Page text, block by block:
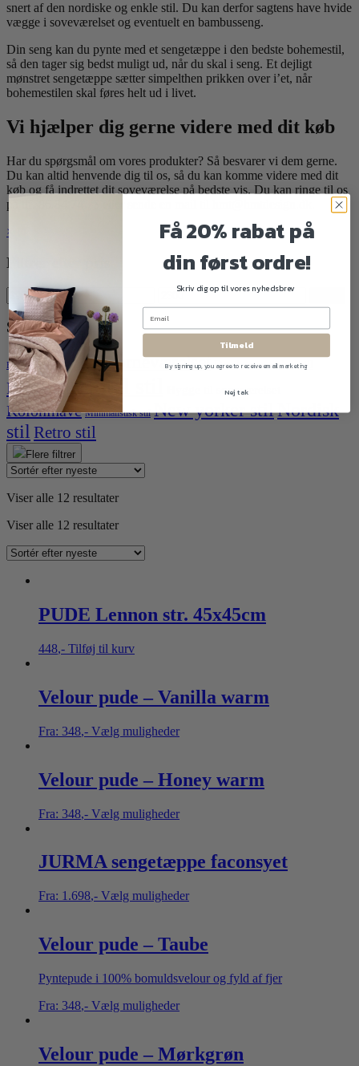
snert af den nordiske og enkle stil. Du kan derfor sagtens have hvide
vægge i soveværelset og eventuelt en bambusseng.
Din seng kan du pynte med et sengetæppe i den bedste bohemestil,
så den tager sig bedst muligt ud, når du skal i seng. Et dejligt
mønstret sengetæppe sætter simpelthen prikken over i’et, når
bohemestilen skal føres helt ud i livet.
Vi hjælper dig gerne videre med dit køb
Har du spørgsmål om vores produkter? Så besvarer vi dem gerne.
Du kan altid henvende dig til os, så du kan komme videre med dit
køb og få indrettet dit soveværelse på bedste vis. Du kan ringe til os
på tlf. 86 84 74 73 eller sende en mail til hmt@hmtdesign.dk.
×
Filtrer efter pris
Mindste
pris
Højeste
pris
Styles & tags
Basis Boheme stilBørneværelset Dansk sommerhus stil
HerregårdHotel stil Hygge til soveværelset
Kolonihave Minimalistisk stil New yorker stilNordisk
stil Retro stil
Flere filtrer
Viser alle 12 resultater
Viser alle 12 resultater
PUDE Lennon str. 45x45cm
448,- Tilføj til kurv
Velour pude – Vanilla warm
Fra: 348,- Vælg muligheder
Velour pude – Honey warm
Fra: 348,- Vælg muligheder
JURMA sengetæppe faconsyet
Fra: 1.698,- Vælg muligheder
Velour pude – Taube
Pyntepude i 100% bomuldsvelour og fyld af fjer
Fra: 348,- Vælg muligheder
Velour pude – Mørkgrøn
Få 20% rabat på
din først ordre!
Skriv dig op til vores nyhedsbrev
Tilmeld
By signing up, you agree to receive email marketing
Nej tak